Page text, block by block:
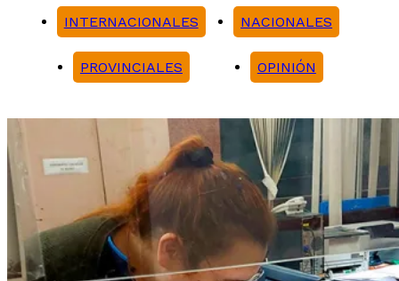
Noticias
INTERNACIONALES NACIONALES
PROVINCIALES OPINIÓN